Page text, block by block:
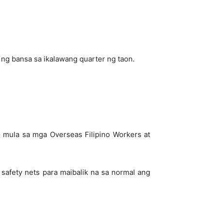
bansa sa ikalawang quarter ng taon.
sa mga Overseas Filipino Workers at
nets para maibalik na sa normal ang